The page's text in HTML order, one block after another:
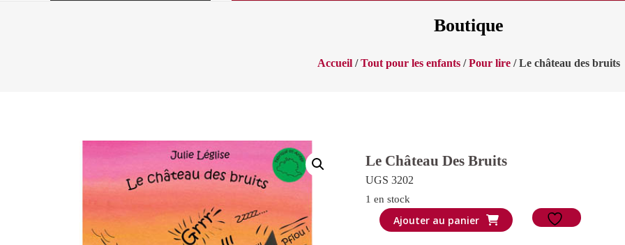
Boutique
Accueil /Tout pour les enfants /Pour lire / Le château des bruits
Le Château Des Bruits
UGS 3202
1 en stock
quantitéAjouter au panier